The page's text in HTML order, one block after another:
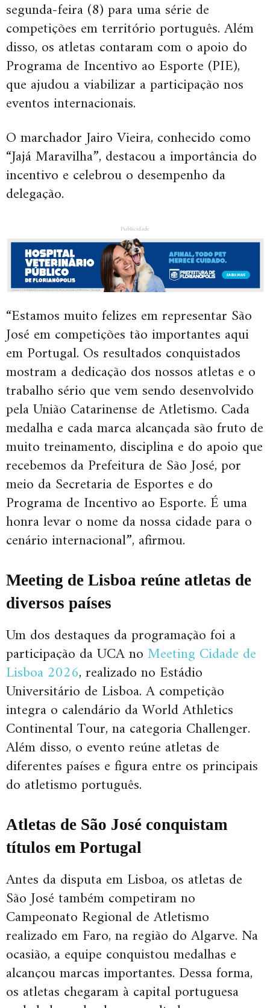
segunda-feira (8) para uma série de
competições em território português. Além
disso, os atletas contaram com o apoio do
Programa de Incentivo ao Esporte (PIE),
que ajudou a viabilizar a participação nos
eventos internacionais.
O marchador Jairo Vieira, conhecido como
“Jajá Maravilha”, destacou a importância do
incentivo e celebrou o desempenho da
delegação.
Publicidade
“Estamos muito felizes em representar São
José em competições tão importantes aqui
em Portugal. Os resultados conquistados
mostram a dedicação dos nossos atletas e o
trabalho sério que vem sendo desenvolvido
pela União Catarinense de Atletismo. Cada
medalha e cada marca alcançada são fruto de
muito treinamento, disciplina e do apoio que
recebemos da Prefeitura de São José, por
meio da Secretaria de Esportes e do
Programa de Incentivo ao Esporte. É uma
honra levar o nome da nossa cidade para o
cenário internacional”, afirmou.
Meeting de Lisboa reúne atletas de
diversos países
Um dos destaques da programação foi a
participação da UCA noMeeting Cidade de
Lisboa 2026, realizado no Estádio
Universitário de Lisboa. A competição
integra o calendário da World Athletics
Continental Tour, na categoria Challenger.
Além disso, o evento reúne atletas de
diferentes países e figura entre os principais
do atletismo português.
Atletas de São José conquistam
títulos em Portugal
Antes da disputa em Lisboa, os atletas de
São José também competiram no
Campeonato Regional de Atletismo
realizado em Faro, na região do Algarve. Na
ocasião, a equipe conquistou medalhas e
alcançou marcas importantes. Dessa forma,
os atletas chegaram à capital portuguesa